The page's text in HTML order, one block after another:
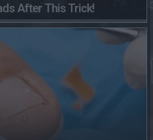
After This Trick!